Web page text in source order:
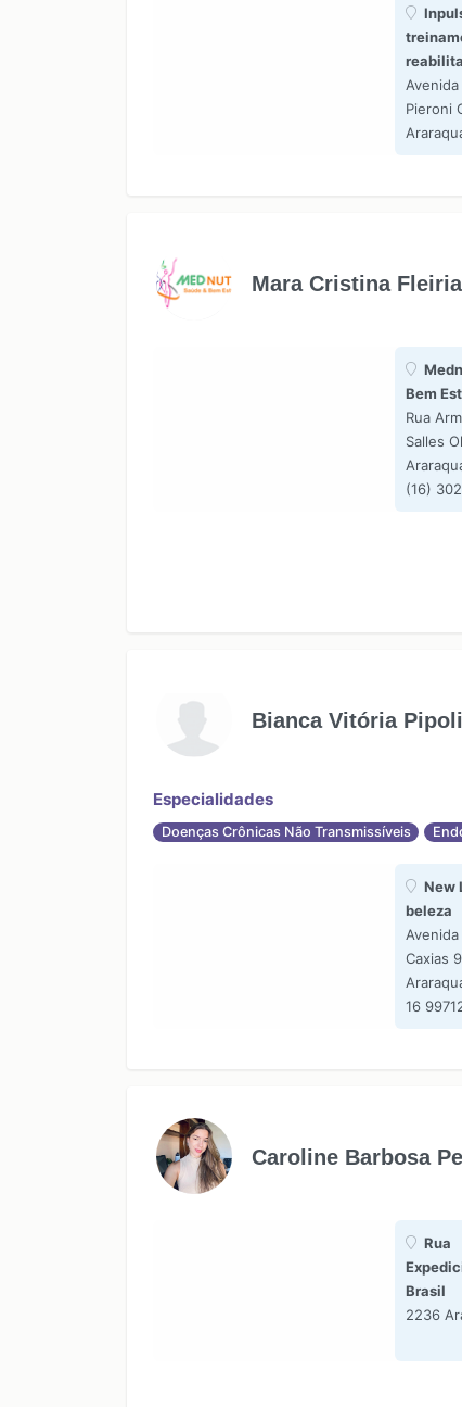
Pieroni
Mara Cristina
Bem
Rua
Salles
(16)
Bianca Vitória
Especialidades
Doenças Crônicas Não Transmissíveis
New
beleza
Caxias
16
Caroline Barbosa
Rua
Brasil
2236